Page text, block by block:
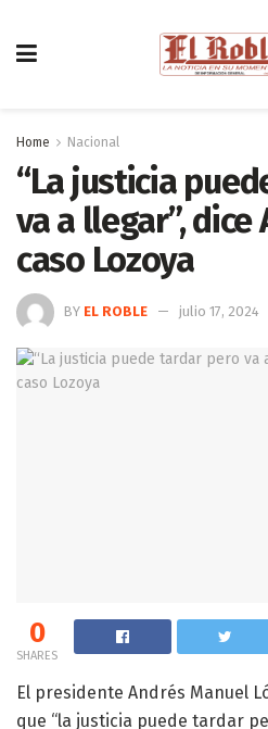
Home Nacional
“La justicia
va a llegar”, dice
caso Lozoya
BY EL ROBLE julio 17, 2024
0
SHARES
El presidente Andrés Manuel
que “la justicia puede tardar